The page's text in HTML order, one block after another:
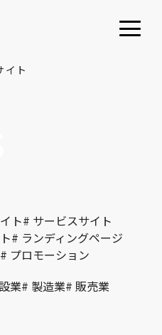
イト
ト# サービスサイト
# ランディングページ
# プロモーション
業# 製造業# 販売業